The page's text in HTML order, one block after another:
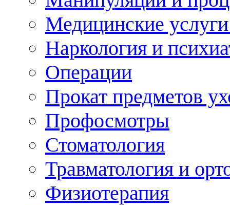
Медицинские
Наркология и
Операции
Прокат предметов
Профосмотры
Стоматология
Травматология и
Физиотерапия